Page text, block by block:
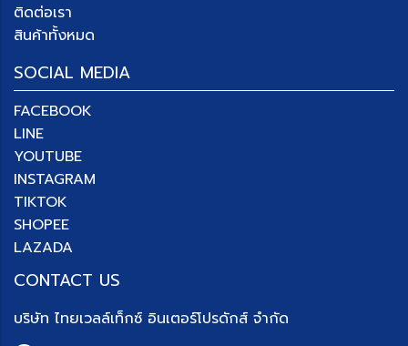
ติดต่อเรา
สินค้าทั้งหมด
SOCIAL MEDIA
FACEBOOK
LINE
YOUTUBE
INSTAGRAM
TIKTOK
SHOPEE
LAZADA
CONTACT US
บริษัท ไทยเวลล์เท็กซ์ อินเตอร์โปรดักส์ จำกัด